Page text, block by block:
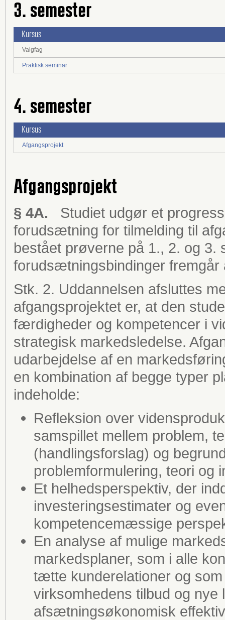
3. semester
Kursus
Valgfag
Praktisk seminar
4. semester
Kursus
Afgangsprojekt
Afgangsprojekt
§ 4A.
Studiet udgør et
forudsætning for tilmelding til
bestået prøverne på 1., 2. og 3.
forudsætningsbindinger fremgår
Stk. 2. Uddannelsen afsluttes
afgangsprojektet er, at den
færdigheder og kompetencer i
strategisk markedsledelse.
udarbejdelse af en
en kombination af begge typer
indeholde:
Refleksion over
samspillet mellem problem,
(handlingsforslag) og
problemformulering, teori og
Et helhedsperspektiv, der
investeringsestimater og
kompetencemæssige
En analyse af mulige
markedsplaner, som i alle
tætte kunderelationer og
virksomhedens tilbud og
afsætningsøkonomisk